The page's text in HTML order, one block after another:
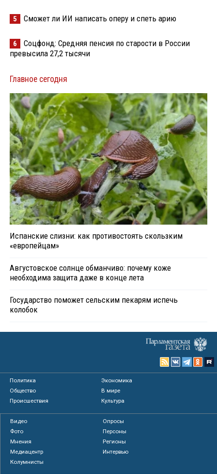
5 Сможет ли ИИ написать оперу и спеть арию
6
Соцфонд: Средняя пенсия по старости в России
превысила 27,2 тысячи
Главное сегодня
Испанские слизни: как противостоять скользким
«европейцам»
Августовское солнце обманчиво: почему коже
необходима защита даже в конце лета
Государство поможет сельским пекарям испечь
колобок
Политика
Экономика
Общество
В мире
Происшествия
Культура
Видео
Опросы
Фото
Персоны
Мнения
Регионы
Медиацентр
Интервью
Колумнисты